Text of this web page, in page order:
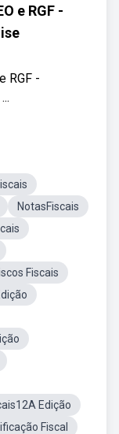
e RGF -
RGF -
NotasFiscais
Fiscais
Edição
Fiscal